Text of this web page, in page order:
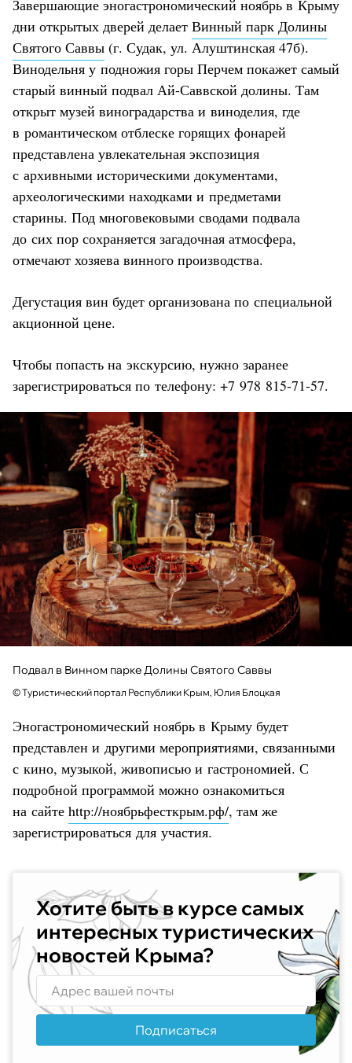
Завершающие эногастрономический ноябрь в Крыму
дни открытых дверей делает Винный парк Долины
Святого Саввы (г. Судак, ул. Алуштинская 47б).
Винодельня у подножия горы Перчем покажет самый
старый винный подвал Ай-Саввской долины. Там
открыт музей виноградарства и виноделия, где
в романтическом отблеске горящих фонарей
представлена увлекательная экспозиция
с архивными историческими документами,
археологическими находками и предметами
старины. Под многовековыми сводами подвала
до сих пор сохраняется загадочная атмосфера,
отмечают хозяева винного производства.
Дегустация вин будет организована по специальной
акционной цене.
Чтобы попасть на экскурсию, нужно заранее
зарегистрироваться по телефону: +7 978 815-71-57.
Подвал в Винном парке Долины Святого Саввы
© Туристический портал Республики Крым, Юлия Блоцкая
Эногастрономический ноябрь в Крыму будет
представлен и другими мероприятиями, связанными
с кино, музыкой, живописью и гастрономией. С
подробной программой можно ознакомиться
на сайте http://ноябрьфесткрым.рф/, там же
зарегистрироваться для участия.
Хотите быть в курсе самых
интересных туристических
новостей Крыма?
Подписаться